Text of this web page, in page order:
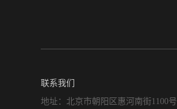
联系我们
地址：北京市朝阳区惠河南街1100